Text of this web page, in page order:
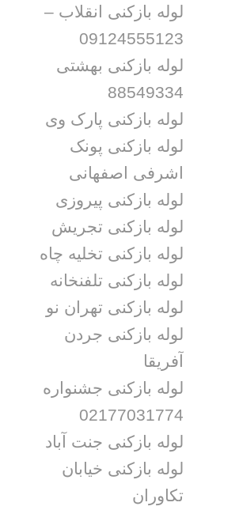
لوله بازکنی انقلاب –
09124555123
لوله بازکنی بهشتی
88549334
لوله بازکنی پارک وی
لوله بازکنی پونک
اشرفی اصفهانی
لوله بازکنی پیروزی
لوله بازکنی تجریش
لوله بازکنی تخلیه چاه
لوله بازکنی تلفنخانه
لوله بازکنی تهران نو
لوله بازکنی جردن
آفریقا
لوله بازکنی جشنواره
02177031774
لوله بازکنی جنت آباد
لوله بازکنی خیابان
تکاوران